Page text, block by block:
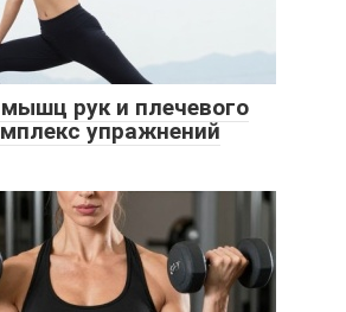
рук и плечевого
упражнений